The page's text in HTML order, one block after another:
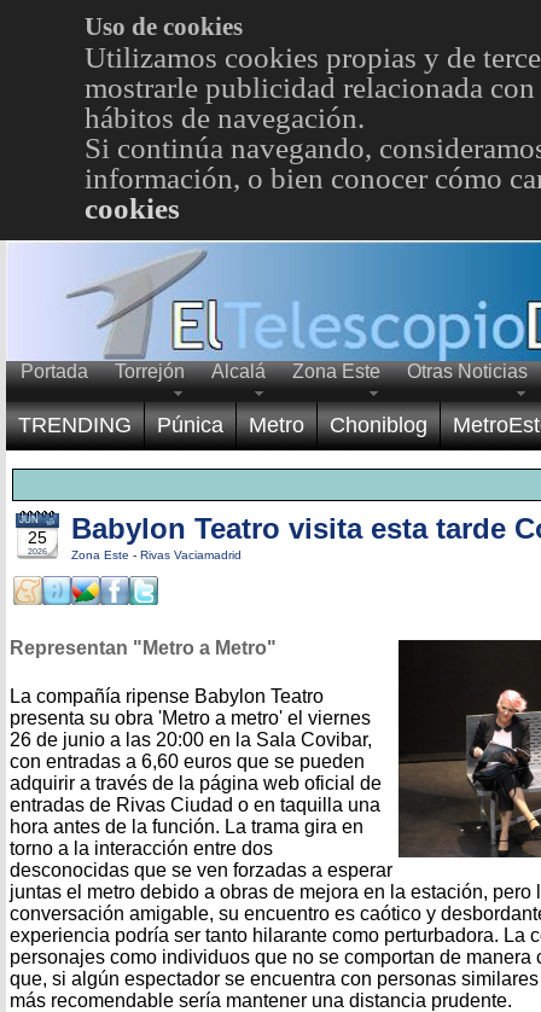
Uso de cookies
Utilizamos cookies propias y de
mostrarle publicidad relacionada
hábitos de navegación.
Si continúa navegando,
información, o bien conocer cómo
cookies
Portada Torrejón Alcalá Zona Este Otras Noticias
TRENDING Púnica Metro Choniblog
25
JUN
2026
Babylon Teatro visita esta tarde
Zona Este - Rivas Vaciamadrid
Representan "Metro a Metro"
La compañía ripense Babylon Teatro
presenta su obra 'Metro a metro' el viernes
26 de junio a las 20:00 en la Sala Covibar,
con entradas a 6,60 euros que se pueden
adquirir a través de la página web oficial de
entradas de Rivas Ciudad o en taquilla una
hora antes de la función. La trama gira en
torno a la interacción entre dos
desconocidas que se ven forzadas a esperar
juntas el metro debido a obras de mejora en la estación, pero
conversación amigable, su encuentro es caótico y
experiencia podría ser tanto hilarante como perturbadora. La
personajes como individuos que no se comportan de manera
que, si algún espectador se encuentra con personas
más recomendable sería mantener una distancia prudente.